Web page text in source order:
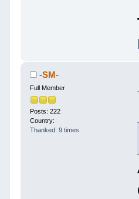
-SM-
Full Member
Posts: 222
Country:
Thanked: 9 times